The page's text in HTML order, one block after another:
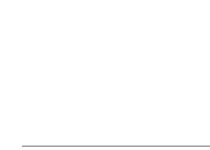
Сделано в